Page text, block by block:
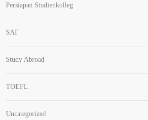
Persiapan Studienkolleg
SAT
Study Abroad
TOEFL
Uncategorized